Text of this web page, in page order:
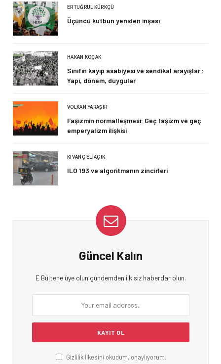
ERTUĞRUL KÜRKÇÜ
Üçüncü kutbun yeniden inşası
HAKAN KOÇAK
Sınıfın kayıp asabiyesi ve sendikal arayışlar :
Yapı, dönem, duygular
VOLKAN YARAŞIR
Faşizmin normalleşmesi: Geç faşizm ve geç
emperyalizm ilişkisi
KIVANÇ ELIAÇIK
ILO 193 ve algoritmanın zincirleri
Güncel Kalın
E Bültene üye olun gündemden ilk siz haberdar olun.
Gizlilik İlkesini okudum, onaylıyorum.